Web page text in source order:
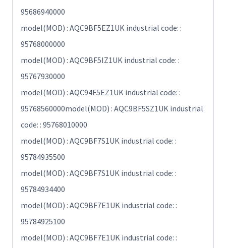
95686940000
model(MOD) : AQC9BF5EZ1UK industrial code: :
95768000000
model(MOD) : AQC9BF5IZ1UK industrial code: :
95767930000
model(MOD) : AQC94F5EZ1UK industrial code: :
95768560000model(MOD) : AQC9BF5SZ1UK industrial
code: : 95768010000
model(MOD) : AQC9BF7S1UK industrial code: :
95784935500
model(MOD) : AQC9BF7S1UK industrial code: :
95784934400
model(MOD) : AQC9BF7E1UK industrial code: :
95784925100
model(MOD) : AQC9BF7E1UK industrial code: :